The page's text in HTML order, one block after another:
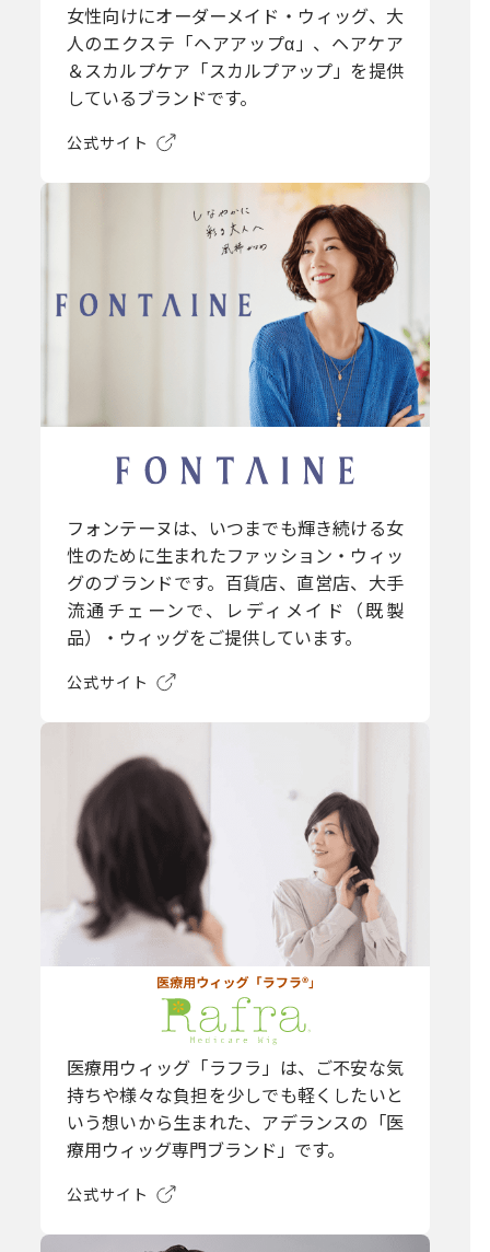
女性向けにオーダーメイド・ウィッグ、大
人のエクステ「ヘアアップα」、ヘアケア
＆スカルプケア「スカルプアップ」を提供
しているブランドです。
公式サイト
フォンテーヌは、いつまでも輝き続ける女
性のために生まれたファッション・ウィッ
グのブランドです。百貨店、直営店、大手
流通チェーンで、レディメイド（既製
品）・ウィッグをご提供しています。
公式サイト
医療用ウィッグ「ラフラ」は、ご不安な気
持ちや様々な負担を少しでも軽くしたいと
いう想いから生まれた、アデランスの「医
療用ウィッグ専門ブランド」です。
公式サイト